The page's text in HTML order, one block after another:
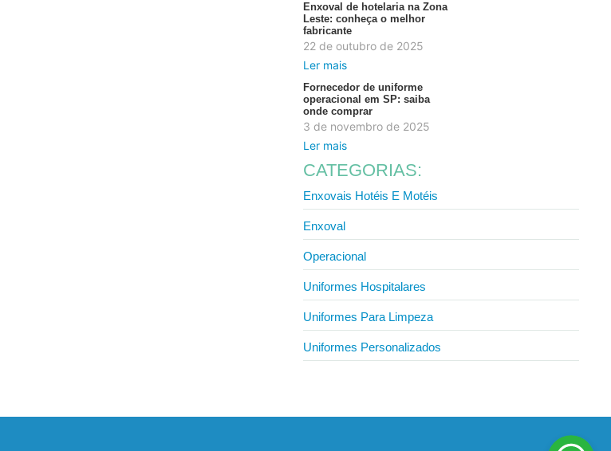
Enxoval de hotelaria na Zona
Leste: conheça o melhor
fabricante
22 de outubro de 2025
Ler mais
Fornecedor de uniforme
operacional em SP: saiba
onde comprar
3 de novembro de 2025
Ler mais
CATEGORIAS:
Enxovais Hotéis E Motéis
Enxoval
Operacional
Uniformes Hospitalares
Uniformes Para Limpeza
Uniformes Personalizados